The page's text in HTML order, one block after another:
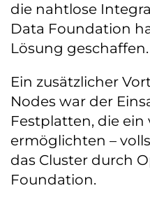
die nahtlose
Data Foundation
Lösung geschaffen.
Ein zusätzlicher
Nodes war der
Festplatten, die ein
ermöglichten –
das Cluster durch
Foundation.